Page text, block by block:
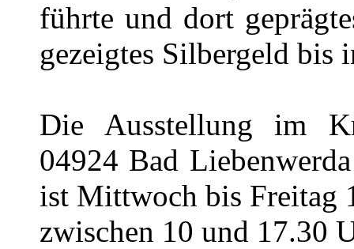
führte und dort
gezeigtes Silbergeld bis
Die Ausstellung im
04924 Bad
ist Mittwoch bis Freitag
zwischen 10 und 17.30